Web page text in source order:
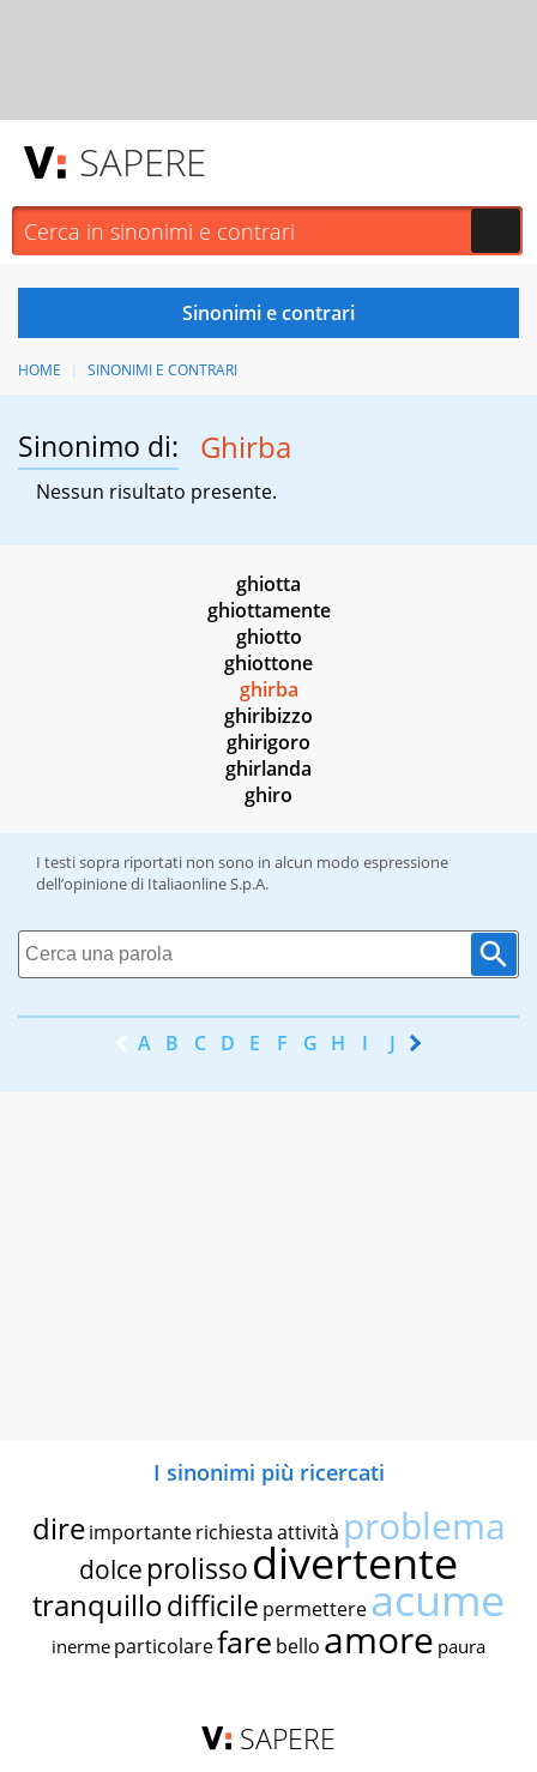
SAPERE
HOME SINONIMI E CONTRARI
Sinonimo di: Ghirba
Nessun risultato presente.
ghiotta
ghiottamente
ghiotto
ghiottone
ghirba
ghiribizzo
ghirigoro
ghirlanda
ghiro
I testi sopra riportati non sono in alcun modo espressione
dell’opinione di Italiaonline S.p.A.
A B C D E F G H I J K
I sinonimi più ricercati
dire importante richiestaattività problema
dolce prolissodivertente
tranquillodifficile permettereacume
inerme particolarefare bello amore paura
SAPERE